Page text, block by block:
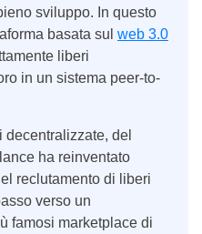
sviluppo. In questo
basata sul web 3.0
liberi
in un sistema peer-to-
del
ha reinventato
reclutamento di liberi
verso un
famosi marketplace di